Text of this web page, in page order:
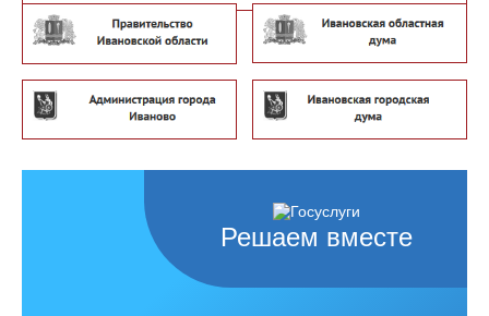
Решаем вместе